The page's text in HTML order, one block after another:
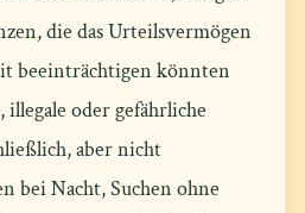
die das Urteilsvermögen
beeinträchtigen könnten
illegale oder gefährliche
aber nicht
bei Nacht, Suchen ohne